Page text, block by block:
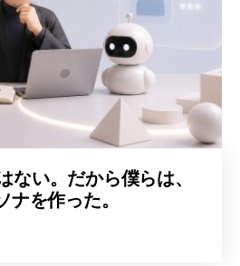
ない。だから僕らは、
ナを作った。